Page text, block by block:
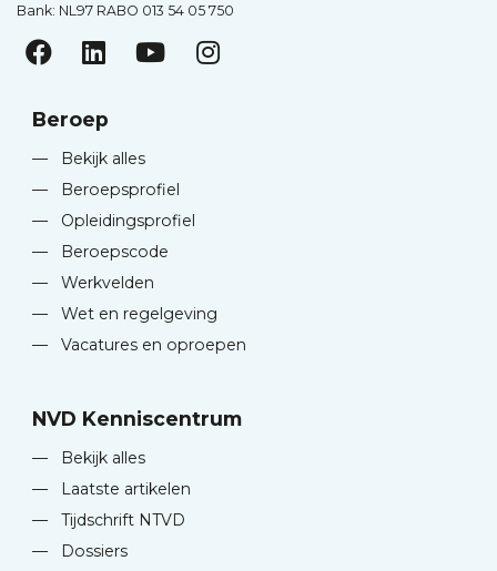
Bank: NL97 RABO 013 54 05 750
Beroep
—
Bekijk alles
—
Beroepsprofiel
—
Opleidingsprofiel
—
Beroepscode
—
Werkvelden
—
Wet en regelgeving
—
Vacatures en oproepen
NVD Kenniscentrum
—
Bekijk alles
—
Laatste artikelen
—
Tijdschrift NTVD
—
Dossiers